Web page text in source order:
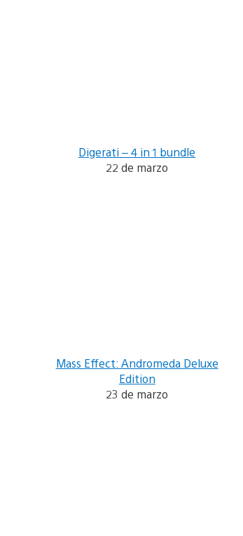
Digerati – 4 in 1 bundle
22 de marzo
Mass Effect: Andromeda Deluxe
Edition
23 de marzo